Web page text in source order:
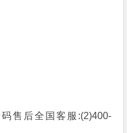
售后全国客服:(2)400-